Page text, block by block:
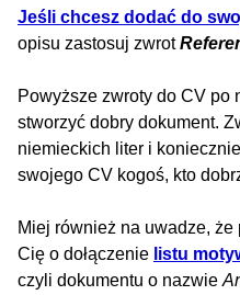
Jeśli chcesz dodać do
opisu zastosuj zwrot
Powyższe zwroty do CV po
stworzyć dobry dokument.
niemieckich liter i
swojego CV kogoś, kto
Miej również na uwadze,
Cię o dołączenie listu
czyli dokumentu o nazwie